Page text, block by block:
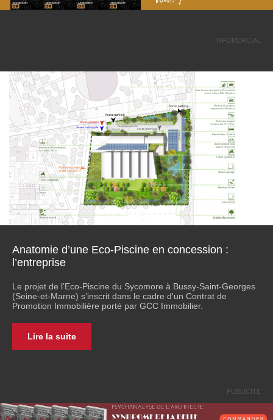
INFOMERCIAL
Anatomie d’une Eco-Piscine en concession :
l’entreprise
Le projet de l’Eco-Piscine du Sycomore à Bussy-Saint-Georges
(Seine-et-Marne) s’inscrit dans le cadre d'un Contrat de
Promotion Immobilière porté par GCC Immobilier.
Lire la suite
PUBLICITE